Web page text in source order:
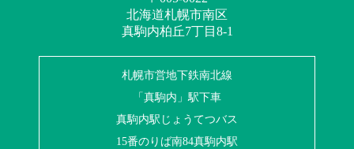
北海道札幌市南区
真駒内柏丘7丁目8-1
札幌市営地下鉄南北線
「真駒内」駅下車
真駒内駅じょうてつバス
15番のりば南84真駒内駅